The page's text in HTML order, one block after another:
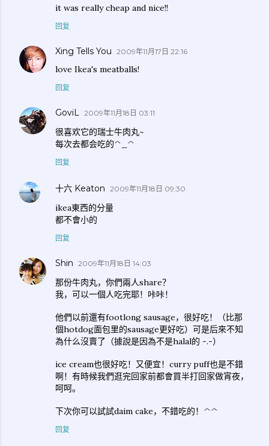
it was really cheap and nice!!
回复
Xing Tells You 2009年11月17日 22:16
love Ikea's meatballs!
回复
GoviL 2009年11月18日 03:11
很喜欢它的瑞士牛肉丸~
每次去都会吃的^_^
回复
十六 Keaton 2009年11月18日 09:30
ikea東西的分量
都不會小的
回复
Shin 2009年11月18日 14:03
那份牛肉丸，你們兩人share？
我，可以一個人吃完耶！咔咔！
他們以前還有footlong sausage，很好吃！（比那
個hotdog面包里的sausage更好吃）可是后來不知
為什么沒賣了（據說是因為不是halal的 -.-）
ice cream也很好吃！又便宜！curry puff也是不錯
啊！有時候我們逛完回家前都會買半打回家做宵夜，
呵呵。
下次你可以試試daim cake，不錯吃的！^^
回复